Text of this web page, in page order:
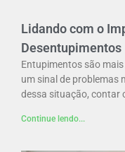
Lidando com o
Desentupimentos
Entupimentos são
um sinal de problemas
dessa situação, contar
Continue lendo...